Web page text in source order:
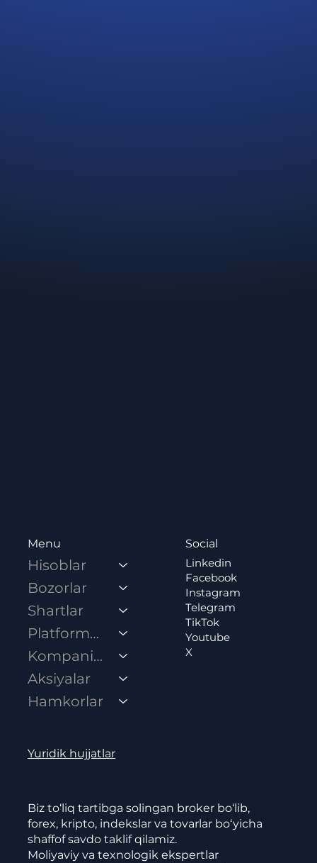
Menu
Hisoblar
Bozorlar
Shartlar
Platformalar
Kompaniya
Aksiyalar
Hamkorlar
Yuridik hujjatlar
Social
Linkedin
Facebook
Instagram
Telegram
TikTok
Youtube
X
Biz to‘liq tartibga solingan broker bo‘lib,
forex, kripto, indekslar va tovarlar bo‘yicha
shaffof savdo taklif qilamiz.
Moliyaviy va texnologik ekspertlar